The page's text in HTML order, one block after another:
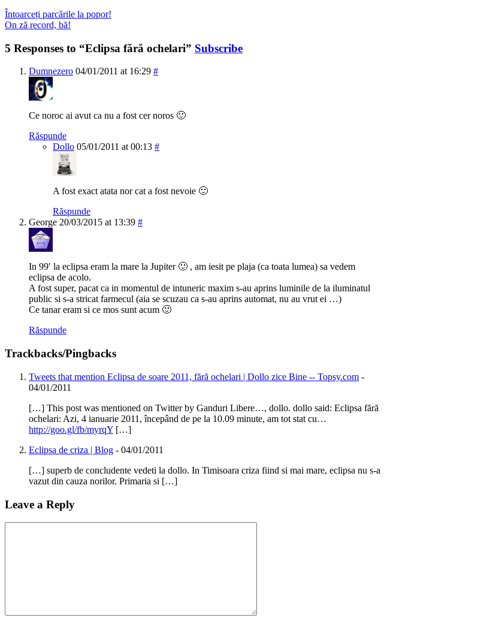
Întoarceți parcările la popor!
On ză record, bă!
5 Responses to “Eclipsa fără ochelari” Subscribe
Dumnezero 04/01/2011 at 16:29 #
Ce noroc ai avut ca nu a fost cer noros 🙂
Răspunde
Dollo 05/01/2011 at 00:13 #
A fost exact atata nor cat a fost nevoie 🙂
Răspunde
George 20/03/2015 at 13:39 #
In 99′ la eclipsa eram la mare la Jupiter 🙂 , am iesit pe plaja (ca toata lumea) sa vedem
eclipsa de acolo.
A fost super, pacat ca in momentul de intuneric maxim s-au aprins luminile de la iluminatul
public si s-a stricat farmecul (aia se scuzau ca s-au aprins automat, nu au vrut ei …)
Ce tanar eram si ce mos sunt acum 🙂
Răspunde
Trackbacks/Pingbacks
Tweets that mention Eclipsa de soare 2011, fără ochelari | Dollo zice Bine -- Topsy.com -
04/01/2011
[…] This post was mentioned on Twitter by Ganduri Libere…, dollo. dollo said: Eclipsa fără
ochelari: Azi, 4 ianuarie 2011, începând de pe la 10.09 minute, am tot stat cu…
http://goo.gl/fb/myrqY […]
Eclipsa de criza | Blog - 04/01/2011
[…] superb de concludente vedeti la dollo. In Timisoara criza fiind si mai mare, eclipsa nu s-a
vazut din cauza norilor. Primaria si […]
Leave a Reply